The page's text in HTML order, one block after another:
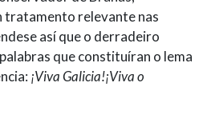
tratamento relevante nas
así que o derradeiro
que constituíran o lema
¡Viva Galicia!¡Viva o